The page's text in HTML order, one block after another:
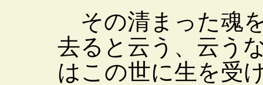
その清まった魂
去ると云う、云う
はこの世に生を受